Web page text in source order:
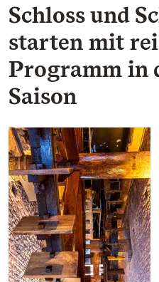
Schloss und
starten mit
Programm in
Saison